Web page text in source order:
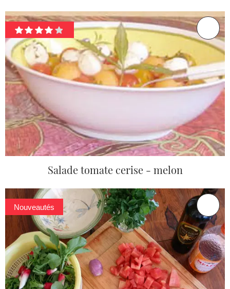
Salade tomate cerise - melon
Nouveautés